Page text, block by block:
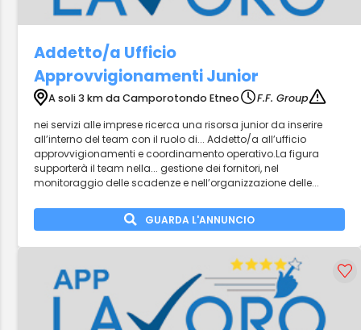
Addetto/a Ufficio
Approvvigionamenti Junior
A soli 3 km da Camporotondo Etneo
F.F. Group
nei servizi alle imprese ricerca una risorsa junior da inserire
all’interno del team con il ruolo di... Addetto/a all’ufficio
approvvigionamenti e coordinamento operativo.La figura
supporterà il team nella... gestione dei fornitori, nel
monitoraggio delle scadenze e nell’organizzazione delle...
GUARDA L'ANNUNCIO